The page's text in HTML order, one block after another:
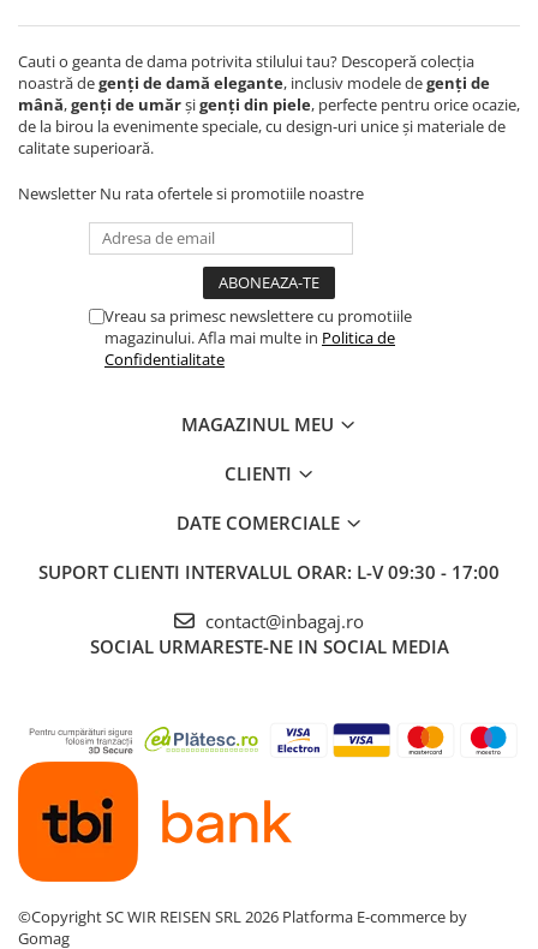
Cauti o geanta de dama potrivita stilului tau? Descoperă colecția
noastră degenți de damă elegante, inclusiv modele degenți de
mână,genți de umărșigenți din piele, perfecte pentru orice ocazie,
de la birou la evenimente speciale, cu design-uri unice și materiale de
calitate superioară.
Newsletter Nu rata ofertele si promotiile noastre
Vreau sa primesc newslettere cu promotiile
magazinului. Afla mai multe in Politica de
Confidentialitate
MAGAZINUL MEU
CLIENTI
DATE COMERCIALE
SUPORT CLIENTI INTERVALUL ORAR: L-V 09:30 - 17:00
contact@inbagaj.ro
SOCIAL URMARESTE-NE IN SOCIAL MEDIA
©Copyright SC WIR REISEN SRL 2026 Platforma E-commerce by
Gomag